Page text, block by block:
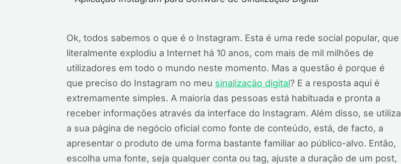
Ok, todos sabemos o que é o Instagram. Esta é uma rede social popular, que
literalmente explodiu a Internet há 10 anos, com mais de mil milhões de
utilizadores em todo o mundo neste momento. Mas a questão é porque é
que preciso do Instagram no meu sinalização digital? E a resposta aqui é
extremamente simples. A maioria das pessoas está habituada e pronta a
receber informações através da interface do Instagram. Além disso, se utiliza
a sua página de negócio oficial como fonte de conteúdo, está, de facto, a
apresentar o produto de uma forma bastante familiar ao público-alvo. Então,
escolha uma fonte, seja qualquer conta ou tag, ajuste a duração de um post,